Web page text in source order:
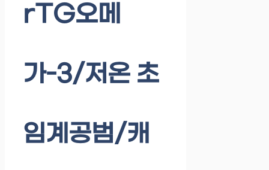
rTG오메
가-3/저온 초
임계공범/캐